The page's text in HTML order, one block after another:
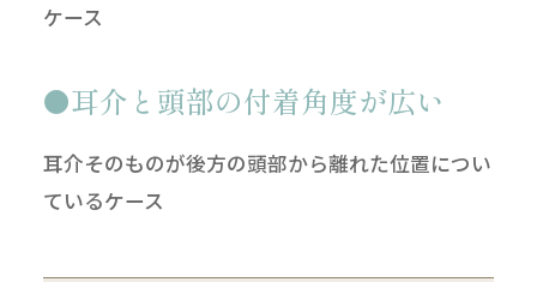
ケース
耳介と頭部の付着角度が広い
耳介そのものが後方の頭部から離れた位置につい
ているケース